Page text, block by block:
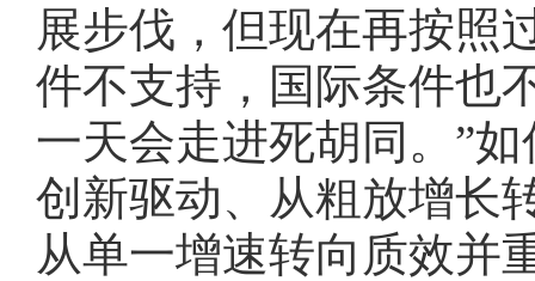
展步伐，但现在再按照
件不支持，国际条件也
一天会走进死胡同。”
创新驱动、从粗放增长
从单一增速转向质效并